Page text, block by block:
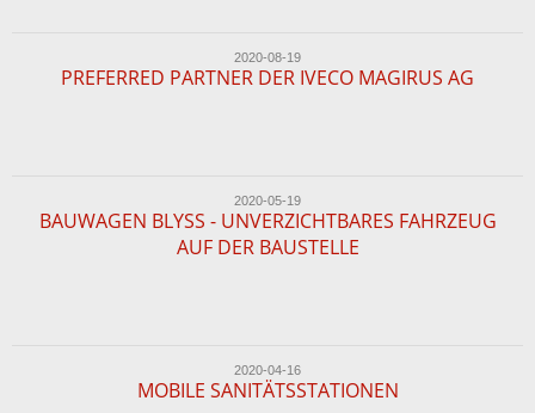
2020-08-19
PREFERRED PARTNER DER IVECO MAGIRUS AG
2020-05-19
BAUWAGEN BLYSS - UNVERZICHTBARES FAHRZEUG
AUF DER BAUSTELLE
2020-04-16
MOBILE SANITÄTSSTATIONEN